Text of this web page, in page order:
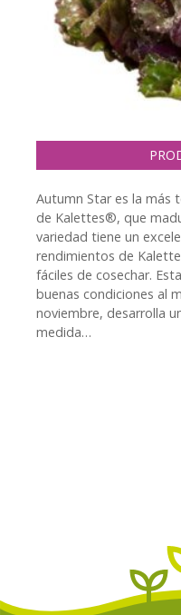
Autumn Star es la más
de Kalettes®, que
variedad tiene un
rendimientos de
fáciles de cosechar.
buenas condiciones al
noviembre, desarrolla
medida…